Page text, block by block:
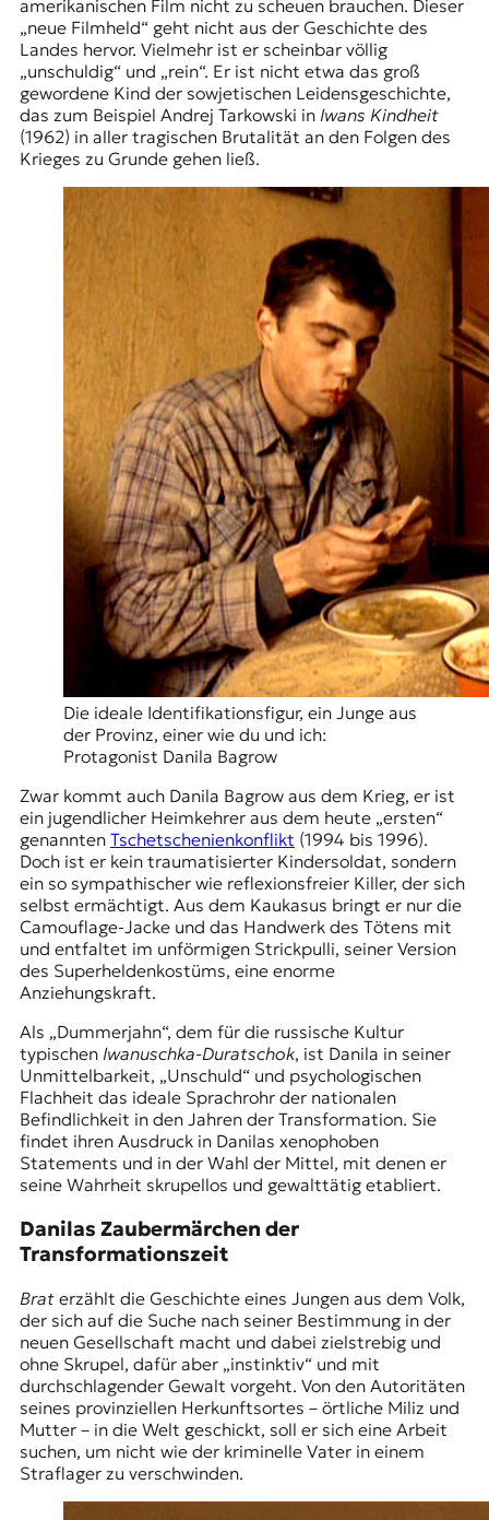
amerikanischen Film nicht zu scheuen brauchen. Dieser
„neue Filmheld“ geht nicht aus der Geschichte des
Landes hervor. Vielmehr ist er scheinbar völlig
„unschuldig“ und „rein“. Er ist nicht etwa das groß
gewordene Kind der sowjetischen Leidensgeschichte,
das zum Beispiel Andrej Tarkowski in Iwans Kindheit
(1962) in aller tragischen Brutalität an den Folgen des
Krieges zu Grunde gehen ließ.
Die ideale Identifikationsfigur, ein Junge aus
der Provinz, einer wie du und ich:
Protagonist Danila Bagrow
Zwar kommt auch Danila Bagrow aus dem Krieg, er ist
ein jugendlicher Heimkehrer aus dem heute „ersten“
genannten Tschetschenienkonflikt (1994 bis 1996).
Doch ist er kein traumatisierter Kindersoldat, sondern
ein so sympathischer wie reflexionsfreier Killer, der sich
selbst ermächtigt. Aus dem Kaukasus bringt er nur die
Camouflage-Jacke und das Handwerk des Tötens mit
und entfaltet im unförmigen Strickpulli, seiner Version
des Superheldenkostüms, eine enorme
Anziehungskraft.
Als „Dummerjahn“, dem für die russische Kultur
typischen Iwanuschka-Duratschok, ist Danila in seiner
Unmittelbarkeit, „Unschuld“ und psychologischen
Flachheit das ideale Sprachrohr der nationalen
Befindlichkeit in den Jahren der Transformation. Sie
findet ihren Ausdruck in Danilas xenophoben
Statements und in der Wahl der Mittel, mit denen er
seine Wahrheit skrupellos und gewalttätig etabliert.
Danilas Zaubermärchen der
Transformationszeit
Braterzählt die Geschichte eines Jungen aus dem Volk,
der sich auf die Suche nach seiner Bestimmung in der
neuen Gesellschaft macht und dabei zielstrebig und
ohne Skrupel, dafür aber „instinktiv“ und mit
durchschlagender Gewalt vorgeht. Von den Autoritäten
seines provinziellen Herkunftsortes – örtliche Miliz und
Mutter – in die Welt geschickt, soll er sich eine Arbeit
suchen, um nicht wie der kriminelle Vater in einem
Straflager zu verschwinden.